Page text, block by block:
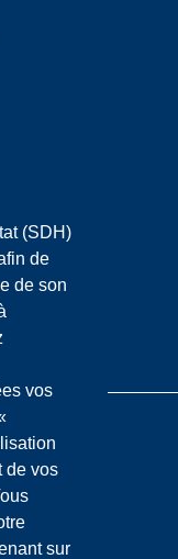
(SDH)
de
de son
vos
de vos
sur